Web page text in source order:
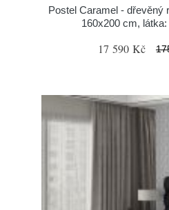
Postel Caramel - dřevěný
160x200 cm,
17 590 Kč